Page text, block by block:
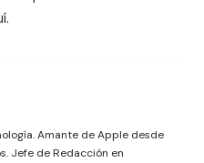
.
Amante de Apple desde
Jefe de Redacción en